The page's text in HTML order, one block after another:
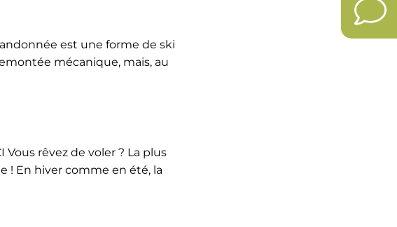
est une forme de ski
mécanique, mais, au
rêvez de voler ? La plus
! En hiver comme en été, la